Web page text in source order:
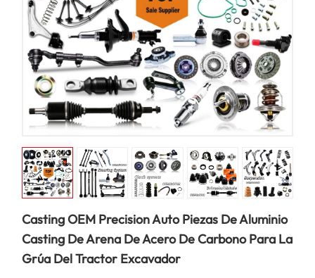
Casting OEM Precision Auto Piezas De Aluminio
Casting De Arena De Acero De Carbono Para La
Grúa Del Tractor Excavador